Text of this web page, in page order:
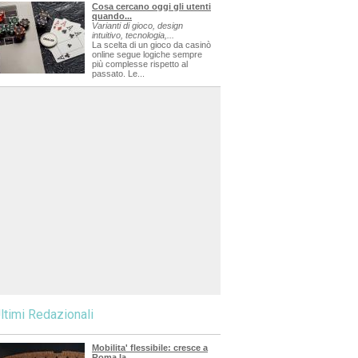
Cosa cercano oggi gli utenti
quando...
Varianti di gioco, design
intuitivo, tecnologia,...
La scelta di un gioco da casinò
online segue logiche sempre
più complesse rispetto al
passato. Le...
Redazionali
Mobilita' flessibile: cresce a